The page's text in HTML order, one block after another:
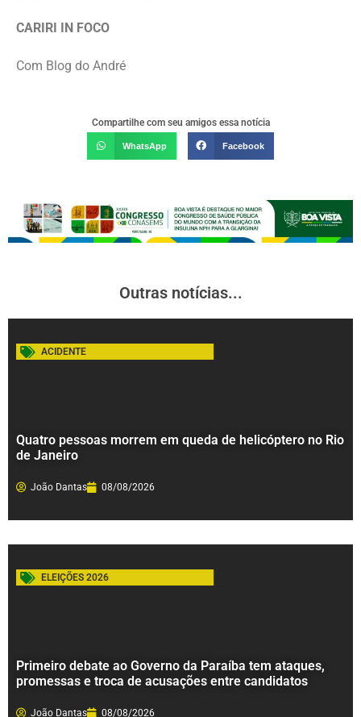
CARIRI IN FOCO
Com Blog do André
Compartilhe com seu amigos essa notícia
WhatsApp Facebook
Outras notícias...
ACIDENTE
Quatro pessoas morrem em queda de helicóptero no Rio
de Janeiro
João Dantas 08/08/2026
ELEIÇÕES 2026
Primeiro debate ao Governo da Paraíba tem ataques,
promessas e troca de acusações entre candidatos
João Dantas 08/08/2026